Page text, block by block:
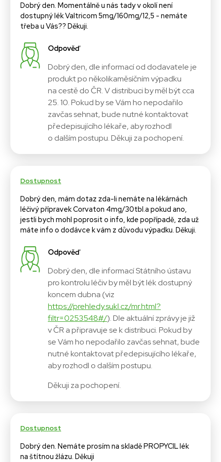
Dobrý den. Momentálně u nás tady v okolí není
dostupný lék Valtricom 5mg/160mg/12,5 - nemáte
třeba u Vás?? Děkuji.
Odpověď
Dobrý den, dle informací od dodavatele je
produkt po několikaměsíčním výpadku
na cestě do ČR. V distribuci by měl být cca
25. 10. Pokud by se Vám ho nepodařilo
zavčas sehnat, bude nutné kontaktovat
předepisujícího lékaře, aby rozhodl
o dalším postupu. Děkuji za pochopení.
Dostupnost
Dobrý den, mám dotaz zda-li nemáte na lékárnách
léčivý přípravek Corvaton 4mg/30tbl.a pokud ano,
jestli bych mohl poprosit o info, kde popřípadě, zda už
máte info o dodávce k vám z důvodu výpadku. Děkuji.
Odpověď
Dobrý den, dle informací Státního ústavu
pro kontrolu léčiv by měl být lék dostupný
koncem dubna (viz
https://prehledy.sukl.cz/mr.html?
filtr=0253548#/). Dle aktuální zprávy je již
v ČR a připravuje se k distribuci. Pokud by
se Vám ho nepodařilo zavčas sehnat, bude
nutné kontaktovat předepisujícího lékaře,
aby rozhodl o dalším postupu.
Děkuji za pochopení.
Dostupnost
Dobrý den. Nemáte prosím na skladě PROPYCIL lék
na štítnou žlázu. Děkuji